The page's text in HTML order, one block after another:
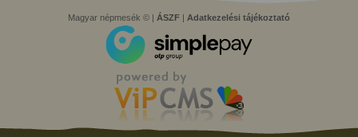
Magyar népmesék © | ÁSZF | Adatkezelési tájékoztató